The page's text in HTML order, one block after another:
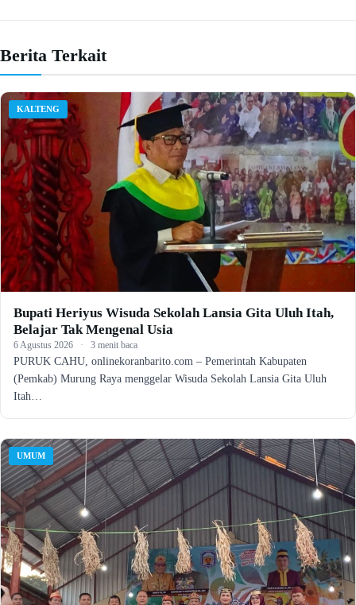
Berita Terkait
KALTENG
Bupati Heriyus Wisuda Sekolah Lansia Gita Uluh Itah,
Belajar Tak Mengenal Usia
6 Agustus 2026 · 3 menit baca
PURUK CAHU, onlinekoranbarito.com – Pemerintah Kabupaten
(Pemkab) Murung Raya menggelar Wisuda Sekolah Lansia Gita Uluh
Itah…
UMUM